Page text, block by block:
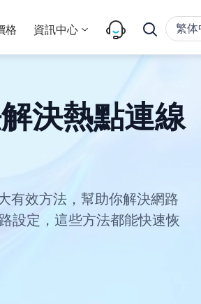
格 資訊中心 繁体
決熱點連線
有效方法，幫助你解決網路
設定，這些方法都能快速恢